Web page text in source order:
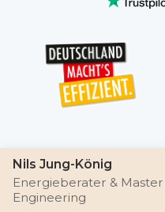
Nils Jung-König
Energieberater &
Engineering